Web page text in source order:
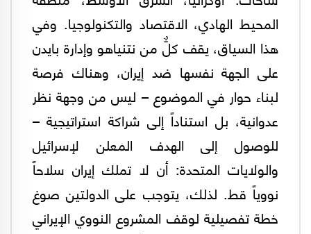
المحيط الهادي، الاقتصاد والتكنولوجيا. وفي
هذا السياق، يقف كلٌّ من نتنياهو وإدارة بايدن
على الجهة نفسها ضد إيران، وهناك فرصة
لبناء حوار في الموضوع – ليس من وجهة نظر
عدوانية، بل استناداً إلى شراكة استراتيجية –
للوصول إلى الهدف المعلن لإسرائيل
والولايات المتحدة: أن لا تملك إيران سلاحاً
نووياً قط. لذلك، يتوجب على الدولتين صوغ
خطة تفصيلية لوقف المشروع النووي الإيراني